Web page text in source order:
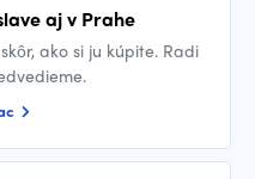
aj v Prahe
ako si ju kúpite. Radi